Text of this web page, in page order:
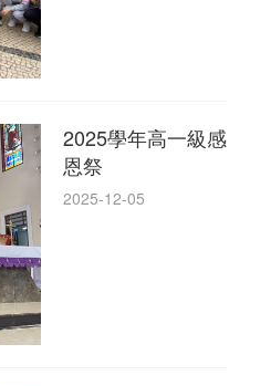
2025學年高一級感
恩祭
2025-12-05